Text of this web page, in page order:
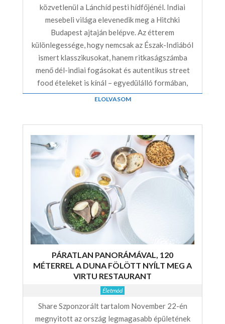
közvetlenül a Lánchíd pesti hídfőjénél. Indiai
mesebeli világa elevenedik meg a Hitchki
Budapest ajtaján belépve. Az étterem
különlegessége, hogy nemcsak az Észak-Indiából
ismert klasszikusokat, hanem ritkaságszámba
menő dél-indiai fogásokat és autentikus street
food ételeket is kínál – egyedülálló formában,
ELOLVASOM
PÁRATLAN PANORÁMÁVAL, 120
MÉTERREL A DUNA FÖLÖTT NYÍLT MEG A
VIRTU RESTAURANT
Életmód
Share Szponzorált tartalom November 22-én
megnyitott az ország legmagasabb épületének